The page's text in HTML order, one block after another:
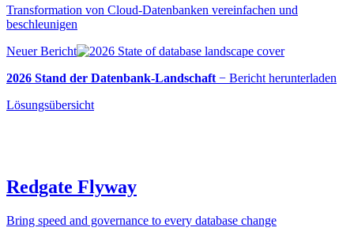
Transformation von Cloud-Datenbanken vereinfachen und
beschleunigen
Neuer Bericht
2026 Stand der Datenbank-Landschaft − Bericht herunterladen
Lösungsübersicht
Redgate Flyway
Bring speed and governance to every database change